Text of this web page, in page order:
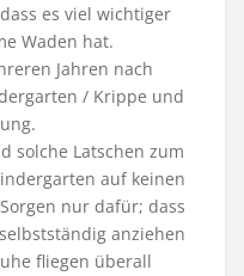
es viel wichtiger
Waden hat.
Jahren nach
/ Krippe und
solche Latschen zum
auf keinen
nur dafür; dass
anziehen
fliegen überall